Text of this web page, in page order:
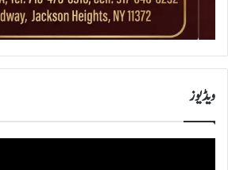
ویڈیوز